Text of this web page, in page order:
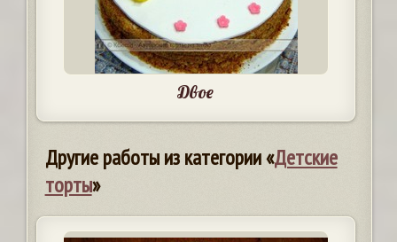
Двое
Другие работы из категории «Детские
торты»